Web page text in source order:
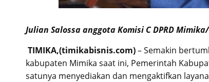
Julian Salossa anggota Komisi C DPRD
TIMIKA,(timikabisnis.com)– Semakin
kabupaten Mimika saat ini, Pemerintah
satunya menyediakan dan mengaktifkan